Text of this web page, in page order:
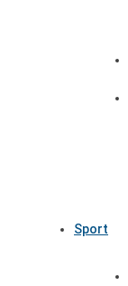
Sport